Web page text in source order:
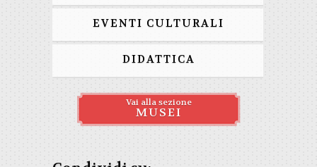
EVENTI CULTURALI
DIDATTICA
Vai alla sezione
MUSEI